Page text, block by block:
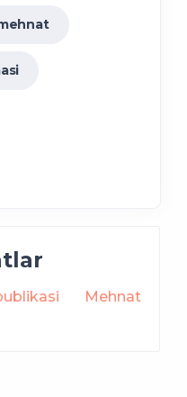
Mehnat